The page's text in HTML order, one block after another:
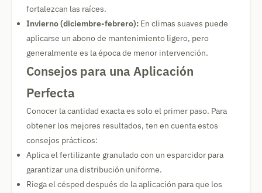
fortalezcan las raíces.
Invierno (diciembre-febrero): En climas suaves puede
aplicarse un abono de mantenimiento ligero, pero
generalmente es la época de menor intervención.
Consejos para una Aplicación
Perfecta
Conocer la cantidad exacta es solo el primer paso. Para
obtener los mejores resultados, ten en cuenta estos
consejos prácticos:
Aplica el fertilizante granulado con un esparcidor para
garantizar una distribución uniforme.
Riega el césped después de la aplicación para que los